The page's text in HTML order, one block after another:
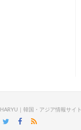
HARYU｜韓国・アジア情報サイト